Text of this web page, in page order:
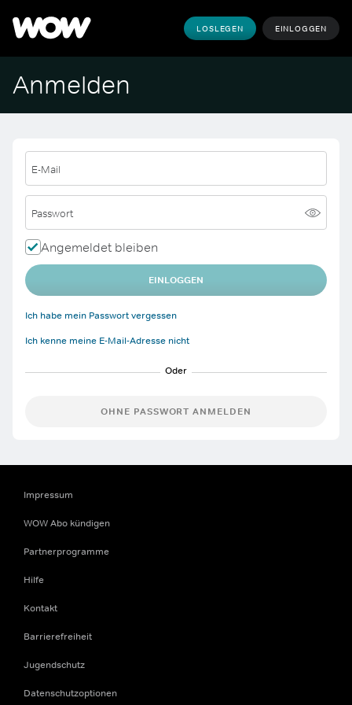
LOSLEGEN EINLOGGEN
Anmelden
E-Mail
Passwort
Angemeldet bleiben
EINLOGGEN
Ich habe mein Passwort vergessen
Ich kenne meine E-Mail-Adresse nicht
OHNE PASSWORT ANMELDEN
Impressum
WOW Abo kündigen
Partnerprogramme
Hilfe
Kontakt
Barrierefreiheit
Jugendschutz
Datenschutzoptionen